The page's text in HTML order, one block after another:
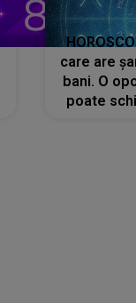
care are
bani. O
poate